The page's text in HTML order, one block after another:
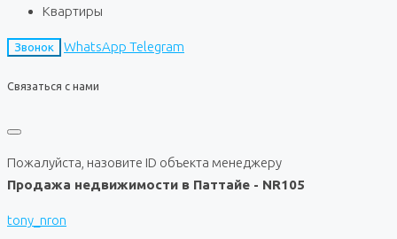
Квартиры
Звонок WhatsApp Telegram
Связаться с нами
Пожалуйста, назовите ID объекта менеджеру
Продажа недвижимости в Паттайе - NR105
tony_nron